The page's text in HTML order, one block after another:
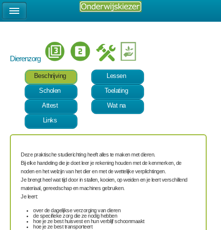
Dierenzorg
Beschrijving
Lessen
Scholen
Toelating
Attest
Wat na
Links
Deze praktische studierichting heeft alles te maken met dieren.
Bij elke handeling die je doet leer je rekening houden met de kenmerken, de
noden en het welzijn van het dier en met de wettelijke verplichtingen.
Je brengt heel wat tijd door in stallen, kooien, op weiden en je leert verschillend
materiaal, gereedschap en machines gebruiken.
Je leert:
over de dagelijkse verzorging van dieren
de specifieke zorg die ze nodig hebben
hoe je ze best huisvest en hun verblijf schoonmaakt
hoe je ze best transporteert